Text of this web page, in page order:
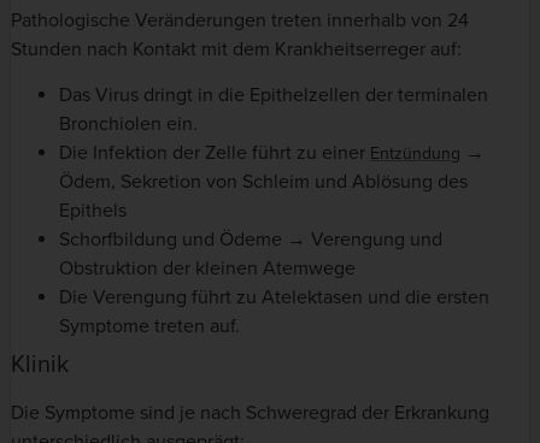
Pathologische Veränderungen treten innerhalb von 24
Stunden nach Kontakt mit dem Krankheitserreger auf:
Das Virus dringt in die Epithelzellen der terminalen
Bronchiolen ein.
Die Infektion der Zelle führt zu einer Entzündung →
Ödem, Sekretion von Schleim und Ablösung des
Epithels
Schorfbildung und Ödeme → Verengung und
Obstruktion der kleinen Atemwege
Die Verengung führt zu Atelektasen und die ersten
Symptome treten auf.
Klinik
Die Symptome sind je nach Schweregrad der Erkrankung